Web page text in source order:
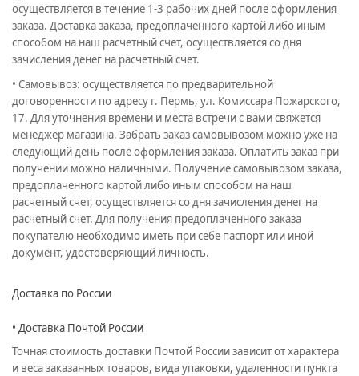
осуществляется в течение 1-3 рабочих дней после оформления
заказа. Доставка заказа, предоплаченного картой либо иным
способом на наш расчетный счет, осуществляется со дня
зачисления денег на расчетный счет.
• Самовывоз: осуществляется по предварительной
договоренности по адресу г. Пермь, ул. Комиссара Пожарского,
17. Для уточнения времени и места встречи с вами свяжется
менеджер магазина. Забрать заказ самовывозом можно уже на
следующий день после оформления заказа. Оплатить заказ при
получении можно наличными. Получение самовывозом заказа,
предоплаченного картой либо иным способом на наш
расчетный счет, осуществляется со дня зачисления денег на
расчетный счет. Для получения предоплаченного заказа
покупателю необходимо иметь при себе паспорт или иной
документ, удостоверяющий личность.
Доставка по России
• Доставка Почтой России
Точная стоимость доставки Почтой России зависит от характера
и веса заказанных товаров, вида упаковки, удаленности пункта